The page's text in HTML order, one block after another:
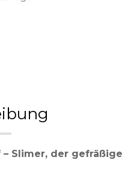
Slimer, der gefräßige